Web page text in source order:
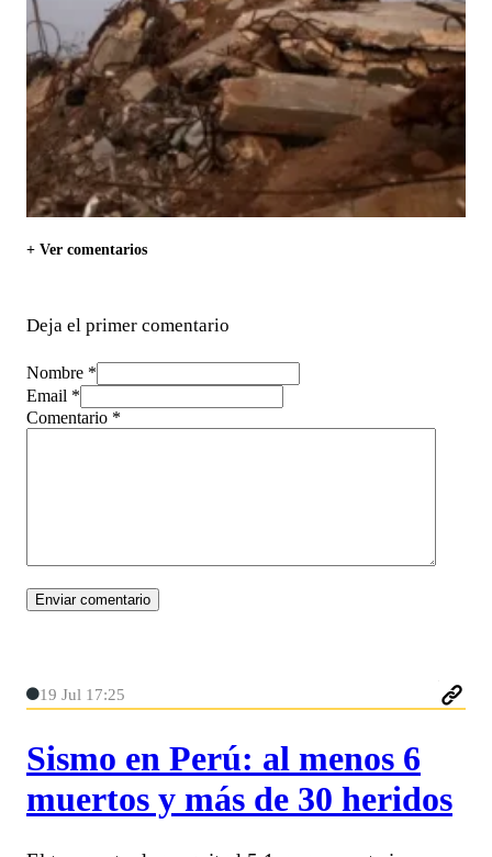
+ Ver comentarios
Deja el primer comentario
Nombre *
Email *
Comentario *
19 Jul 17:25
Sismo en Perú: al menos 6
muertos y más de 30 heridos